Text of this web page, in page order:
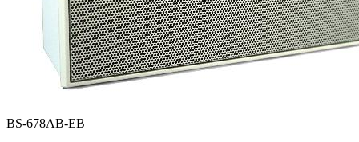
BS-678AB-EB